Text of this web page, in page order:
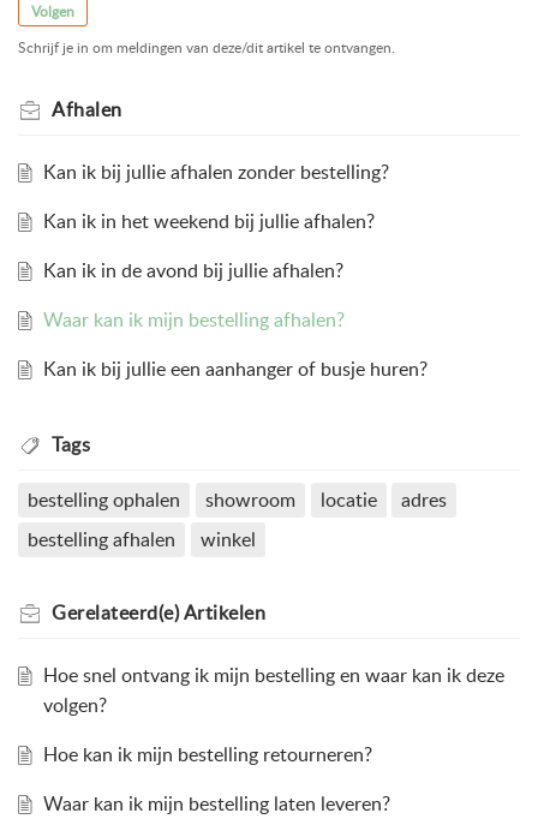
Volgen
Schrijf je in om meldingen van deze/dit artikel te ontvangen.
Afhalen
Kan ik bij jullie afhalen zonder bestelling?
Kan ik in het weekend bij jullie afhalen?
Kan ik in de avond bij jullie afhalen?
Waar kan ik mijn bestelling afhalen?
Kan ik bij jullie een aanhanger of busje huren?
Tags
bestelling ophalen showroom locatie
adres
bestelling afhalen
winkel
Gerelateerd(e)Artikelen
Hoe snel ontvang ik mijn bestelling en waar kan ik deze
volgen?
Hoe kan ik mijn bestelling retourneren?
Waar kan ik mijn bestelling laten leveren?